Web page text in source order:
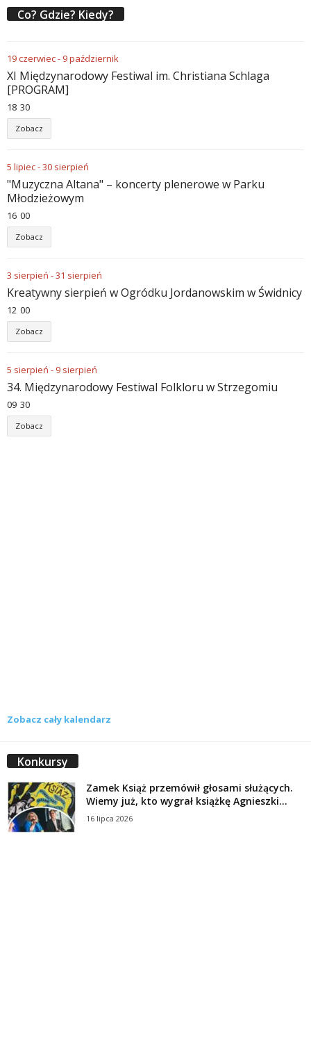
Co? Gdzie? Kiedy?
19czerwiec- 9październik
XI Międzynarodowy Festiwal im. Christiana Schlaga
[PROGRAM]
18 30
Zobacz
5 lipiec-30 sierpień
"Muzyczna Altana" – koncerty plenerowe w Parku
Młodzieżowym
16 00
Zobacz
3 sierpień -31 sierpień
Kreatywny sierpień w Ogródku Jordanowskim w Świdnicy
12 00
Zobacz
5 sierpień - 9 sierpień
34. Międzynarodowy Festiwal Folkloru w Strzegomiu
09 30
Zobacz
Zobacz cały kalendarz
Konkursy
Zamek Książ przemówił głosami służących.
Wiemy już, kto wygrał książkę Agnieszki...
16 lipca 2026